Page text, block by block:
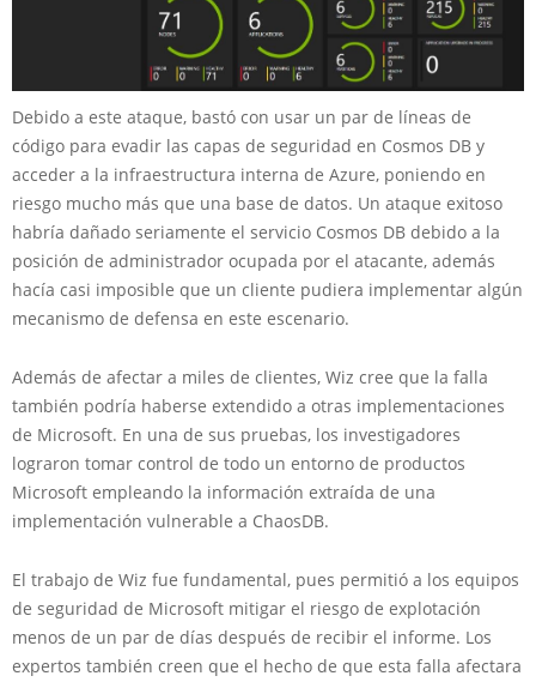
Debido a este ataque, bastó con usar un par de líneas de
código para evadir las capas de seguridad en Cosmos DB y
acceder a la infraestructura interna de Azure, poniendo en
riesgo mucho más que una base de datos. Un ataque exitoso
habría dañado seriamente el servicio Cosmos DB debido a la
posición de administrador ocupada por el atacante, además
hacía casi imposible que un cliente pudiera implementar algún
mecanismo de defensa en este escenario.
Además de afectar a miles de clientes, Wiz cree que la falla
también podría haberse extendido a otras implementaciones
de Microsoft. En una de sus pruebas, los investigadores
lograron tomar control de todo un entorno de productos
Microsoft empleando la información extraída de una
implementación vulnerable a ChaosDB.
El trabajo de Wiz fue fundamental, pues permitió a los equipos
de seguridad de Microsoft mitigar el riesgo de explotación
menos de un par de días después de recibir el informe. Los
expertos también creen que el hecho de que esta falla afectara